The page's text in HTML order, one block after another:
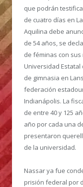
que podrán
de cuatro días en
Aquilina debe
de 54 años, se
de féminas con
Universidad Estatal
de gimnasia en
federación
Indianápolis. La
de entre 40 y 125
año por cada una
presentaron
de la universidad.
Nassar ya fue
prisión federal por